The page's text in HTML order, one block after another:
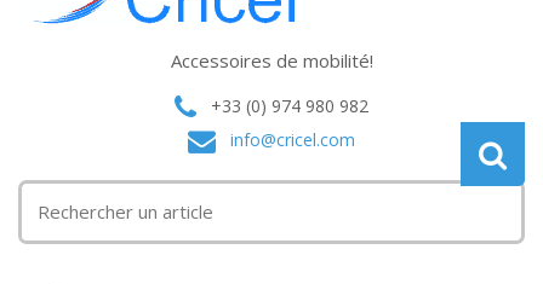
Accessoires de mobilité!
+33 (0) 974 980 982
info@cricel.com